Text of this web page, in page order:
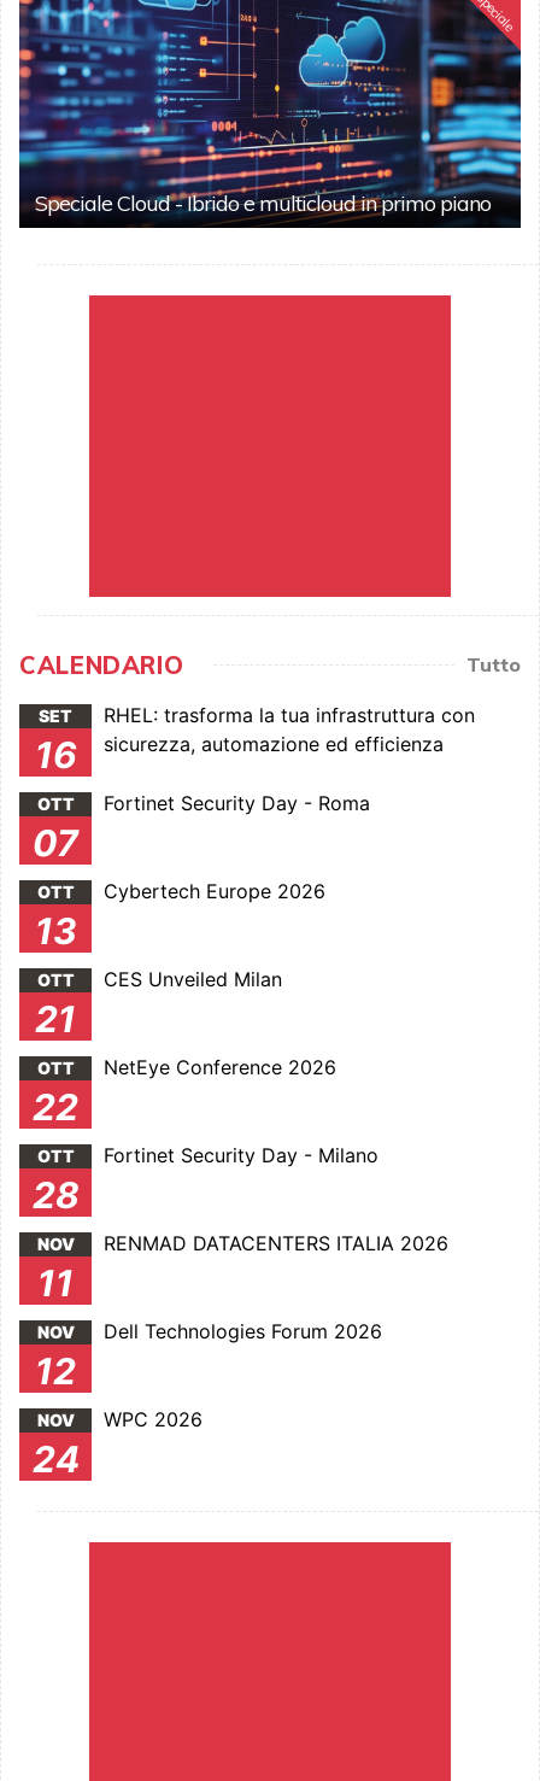
Speciale
Speciale Cloud - Ibrido e multicloud in primo piano
CALENDARIO Tutto
SET
16
RHEL: trasforma la tua infrastruttura con
sicurezza, automazione ed efficienza
OTT
07
Fortinet Security Day - Roma
OTT
13
Cybertech Europe 2026
OTT
21
CES Unveiled Milan
OTT
22
NetEye Conference 2026
OTT
28
Fortinet Security Day - Milano
NOV
11
RENMAD DATACENTERS ITALIA 2026
NOV
12
Dell Technologies Forum 2026
NOV
24
WPC 2026